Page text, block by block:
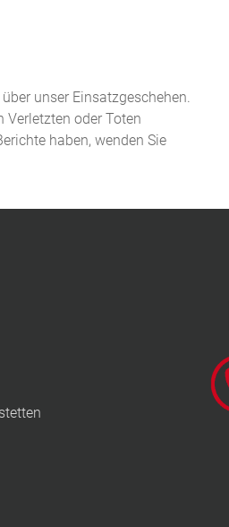
unser Einsatzgeschehen.
Verletzten oder Toten
haben, wenden Sie